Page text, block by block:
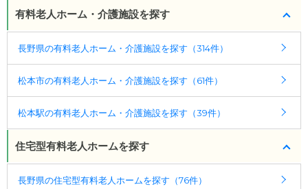
ポート
受付時間：10：00～19：00
・全国10000件の介護施設情報を掲載
幅広い選択肢の中から、条件にあった施設を選ぶ
ことができます。
・こだわりの条件や医療体制から施設を探せる
「夫婦入居可」の施設、「看取り可」の施設など、
・認知症：受け入れ可
ケアスル 介護では詳細な料金プランをご確認頂けま
す。詳しくはこちら 。
◎ケアスル 介護の3つの特徴
ポート
入居相談：
0120-579-721
受付時間：10：00～19：00
・全国10000件の介護施設情報を掲載
有料老人ホーム・介護施設を探す
長野県の有料老人ホーム・介護施設を探す（314件）
松本市の有料老人ホーム・介護施設を探す（61件）
松本駅の有料老人ホーム・介護施設を探す（39件）
住宅型有料老人ホームを探す
長野県の住宅型有料老人ホームを探す（76件）